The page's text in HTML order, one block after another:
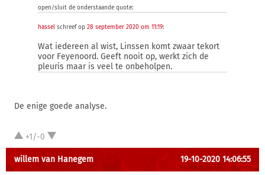
open/sluit de onderstaande quote:
hassel schreef op 28 september 2020 om 11:19:
Wat iedereen al wist, Linssen komt zwaar tekort
voor Feyenoord. Geeft nooit op, werkt zich de
pleuris maar is veel te onbeholpen.
De enige goede analyse.
+1/-0
willem van Hanegem 19-10-2020 14:06:55